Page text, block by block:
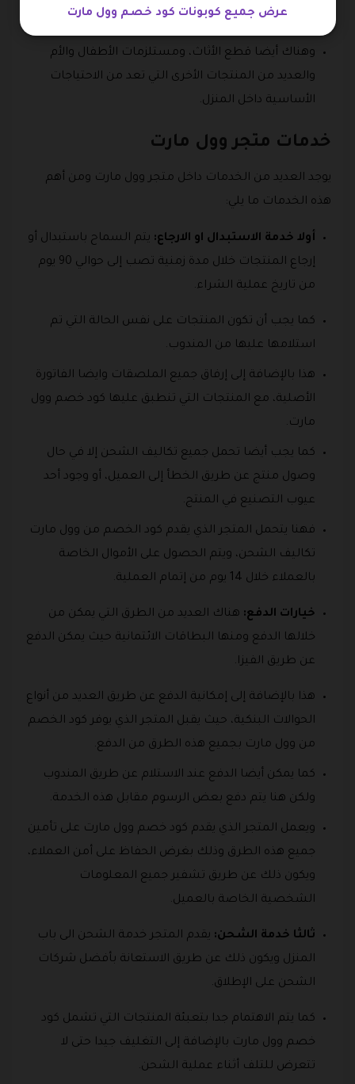
وينطبق عليها قسيمة شراء وول مارت.
وهناك أيضا قطع الأثاث، ومستلزمات الأطفال والأم
والعديد من المنتجات الأخرى التي تعد من الاحتياجات
الأساسية داخل المنزل.
خدمات متجر وول مارت
يوجد العديد من الخدمات داخل متجر وول مارت ومن أهم
هذه الخدمات ما يلي:
أولا خدمة الاستبدال او الارجاع: يتم السماح باستبدال أو
إرجاع المنتجات خلال مدة زمنية تصب إلى حوالي 90 يوم
من تاريخ عملية الشراء.
كما يجب أن تكون المنتجات على نفس الحالة التي تم
استلامها عليها من المندوب.
هذا بالإضافة إلى إرفاق جميع الملصقات وايضا الفاتورة
الأصلية، مع المنتجات التي تنطبق عليها كود خصم وول
مارت.
كما يجب أيضا تحمل جميع تكاليف الشحن إلا في حال
وصول منتج عن طريق الخطأ إلى العميل، أو وجود أحد
عيوب التصنيع في المنتج.
فهنا يتحمل المتجر الذي يقدم كود الخصم من وول مارت
تكاليف الشحن، ويتم الحصول على الأموال الخاصة
بالعملاء خلال 14 يوم من إتمام العملية.
خيارات الدفع: هناك العديد من الطرق التي يمكن من
خلالها الدفع ومنها البطاقات الائتمانية حيث يمكن الدفع
عن طريق الفيزا.
هذا بالإضافة إلى إمكانية الدفع عن طريق العديد من أنواع
الحوالات البنكية، حيث يقبل المتجر الذي يوفر كود الخصم
من وول مارت بجميع هذه الطرق من الدفع.
كما يمكن أيضا الدفع عند الاستلام عن طريق المندوب
ولكن هنا يتم دفع بعض الرسوم مقابل هذه الخدمة.
ويعمل المتجر الذي يقدم كود خصم وول مارت على تأمين
جميع هذه الطرق وذلك بغرض الحفاظ على أمن العملاء،
ويكون ذلك عن طريق تشفير جميع المعلومات
الشخصية الخاصة بالعميل.
ثالثا خدمة الشحن: يقدم المتجر خدمة الشحن الى باب
المنزل ويكون ذلك عن طريق الاستعانة بأفضل شركات
الشحن على الإطلاق.
كما يتم الاهتمام جدا بتعبئة المنتجات التي تشمل كود
خصم وول مارت بالإضافة إلى التغليف جيدا حتى لا
تتعرض للتلف أثناء عملية الشحن.
عرض جميع كوبونات كود خصم وول مارت